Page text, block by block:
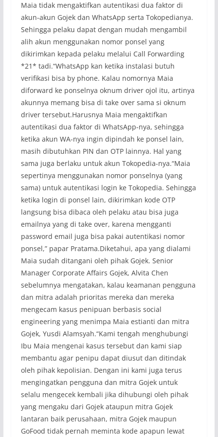
Maia tidak mengaktifkan autentikasi dua faktor di
akun-akun Gojek dan WhatsApp serta Tokopedianya.
Sehingga pelaku dapat dengan mudah mengambil
alih akun menggunakan nomor ponsel yang
dikirimkan kepada pelaku melalui Call Forwarding
*21* tadi.“WhatsApp kan ketika instalasi butuh
verifikasi bisa by phone. Kalau nomornya Maia
diforward ke ponselnya oknum driver ojol itu, artinya
akunnya memang bisa di take over sama si oknum
driver tersebut.Harusnya Maia mengaktifkan
autentikasi dua faktor di WhatsApp-nya, sehingga
ketika akun WA-nya ingin dipindah ke ponsel lain,
masih dibutuhkan PIN dan OTP lainnya. Hal yang
sama juga berlaku untuk akun Tokopedia-nya.“Maia
sepertinya menggunakan nomor ponselnya (yang
sama) untuk autentikasi login ke Tokopedia. Sehingga
ketika login di ponsel lain, dikirimkan kode OTP
langsung bisa dibaca oleh pelaku atau bisa juga
emailnya yang di take over, karena mengganti
password email juga bisa pakai autentikasi nomor
ponsel,” papar Pratama.Diketahui, apa yang dialami
Maia sudah ditangani oleh pihak Gojek. Senior
Manager Corporate Affairs Gojek, Alvita Chen
sebelumnya mengatakan, kalau keamanan pengguna
dan mitra adalah prioritas mereka dan mereka
mengecam kasus penipuan berbasis social
engineering yang menimpa Maia estianti dan mitra
Gojek, Yusdi Alamsyah.“Kami tengah menghubungi
Ibu Maia mengenai kasus tersebut dan kami siap
membantu agar penipu dapat diusut dan ditindak
oleh pihak kepolisian. Dengan ini kami juga terus
mengingatkan pengguna dan mitra Gojek untuk
selalu mengecek kembali jika dihubungi oleh pihak
yang mengaku dari Gojek ataupun mitra Gojek
lantaran baik perusahaan, mitra Gojek maupun
GoFood tidak pernah meminta kode apapun lewat